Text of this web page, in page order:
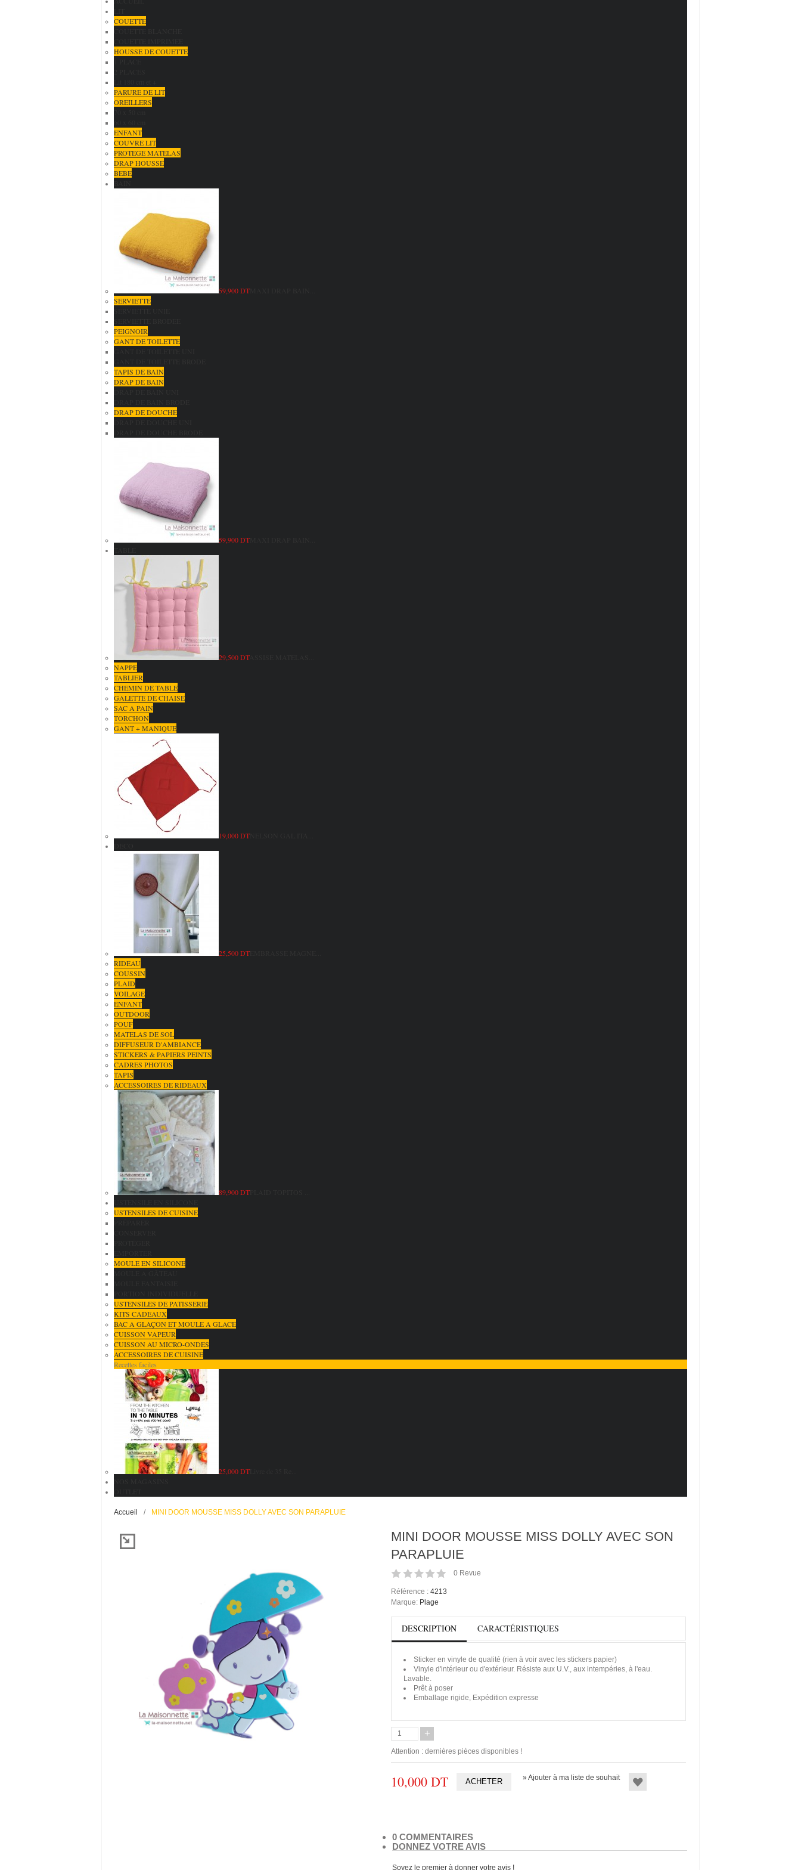
COUETTE
HOUSSE DE COUETTE
PARURE DE LIT
OREILLERS
ENFANT
COUVRE LIT
PROTEGE MATELAS
DRAP HOUSSE
BEBE
59,900 DT
SERVIETTE
PEIGNOIR
GANT DE TOILETTE
TAPIS DE BAIN
DRAP DE BAIN
DRAP DE DOUCHE
59,900 DT
29,500 DTASSISE MATELAS...
NAPPE
TABLIER
CHEMIN DE TABLE
GALETTE DE CHAISE
SAC A PAIN
TORCHON
GANT + MANIQUE
19,000 DT
25,500 DT
RIDEAU
COUSSIN
PLAID
VOILAGE
ENFANT
OUTDOOR
POUF
MATELAS DE SOL
DIFFUSEUR D'AMBIANCE
STICKERS & PAPIERS PEINTS
CADRES PHOTOS
TAPIS
ACCESSOIRES DE RIDEAUX
89,900 DT
USTENSILES DE CUISINE
MOULE EN SILICONE
USTENSILES DE PATISSERIE
KITS CADEAUX
BAC A GLAÇON ET MOULE A GLACE
CUISSON VAPEUR
CUISSON AU MICRO-ONDES
ACCESSOIRES DE CUISINE
Recettes faciles
25,000 DT
Accueil / MINI DOOR MOUSSE MISS DOLLY AVEC SON PARAPLUIE
MINI DOOR MOUSSE MISS DOLLY AVEC SON
PARAPLUIE
0 Revue
Référence : 4213
Marque: Plage
DESCRIPTION CARACTÉRISTIQUES
Sticker en vinyle de qualité (rien à voir avec les stickers papier)
Vinyle d'intérieur ou d'extérieur. Résiste aux U.V., aux intempéries, à l'eau.
Lavable.
Prêt à poser
Emballage rigide, Expédition expresse
+
Attention : dernières pièces disponibles !
10,000 DT » Ajouter à ma liste de souhait
0 COMMENTAIRES
DONNEZ VOTRE AVIS
Soyez le premier à donner votre avis !